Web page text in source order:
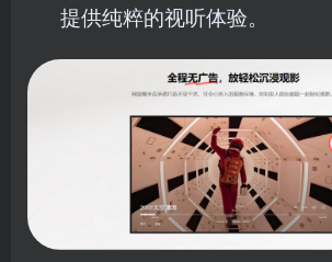
提供纯粹的视听体验。